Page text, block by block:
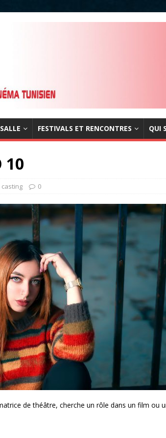
FESTIVALS ET RENCONTRES QUI
10
0
de théâtre, cherche un rôle dans un film ou